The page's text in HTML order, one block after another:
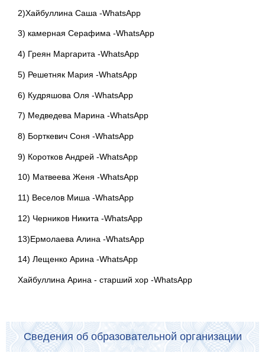
2)Хайбуллина Саша -WhatsApp
3) камерная Серафима -WhatsApp
4) Греян Маргарита -WhatsApp
5) Решетняк Мария -WhatsApp
6) Кудряшова Оля -WhatsApp
7) Медведева Марина -WhatsApp
8) Борткевич Соня -WhatsApp
9) Коротков Андрей -WhatsApp
10) Матвеева Женя -WhatsApp
11) Веселов Миша -WhatsApp
12) Черников Никита -WhatsApp
13)Ермолаева Алина -WhatsApp
14) Лещенко Арина -WhatsApp
Хайбуллина Арина - старший хор -WhatsApp
Сведения об образовательной организации